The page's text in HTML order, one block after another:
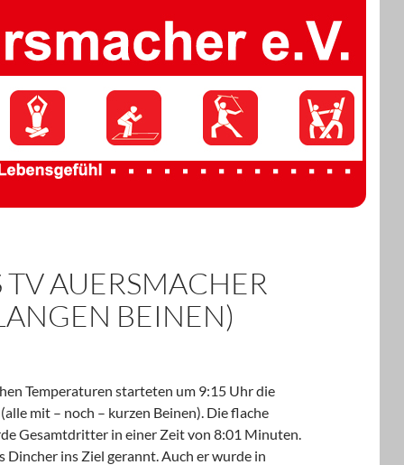
AUERSMACHER
BEINEN)
Temperaturen starteten um 9:15 Uhr die
mit – noch – kurzen Beinen). Die flache
Gesamtdritter in einer Zeit von 8:01 Minuten.
Dincher ins Ziel gerannt. Auch er wurde in